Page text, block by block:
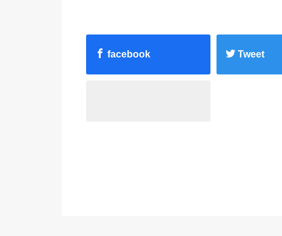
facebook Tweet